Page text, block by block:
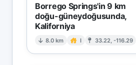
Borrego Springs'in 9 km
doğu-güneydoğusunda,
Kaliforniya
8.0 km I 33.22, -116.29